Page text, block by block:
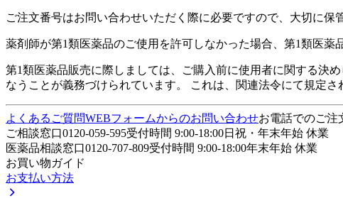
ご注文番号はお問い合わせいただく際に必要ですので、大切に保
薬剤師が第1類医薬品のご使用を許可しなかった場合、第1類医
第1類医薬品販売に際しましては、ご購入前に使用者に関する決
なうことが義務づけられています。 これは、関連法令にて規定さ
よくあるご質問WEBフォームからのお問い合わせお電話でのご注
ご相談窓口0120-059-595受付時間 9:00-18:00日祝・年末年始 休業
医薬品相談窓口0120-707-809受付時間 9:00-18:00年末年始 休業
お買い物ガイド
お支払い方法